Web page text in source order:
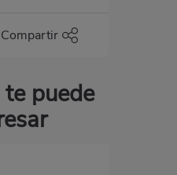
Compartir
puede